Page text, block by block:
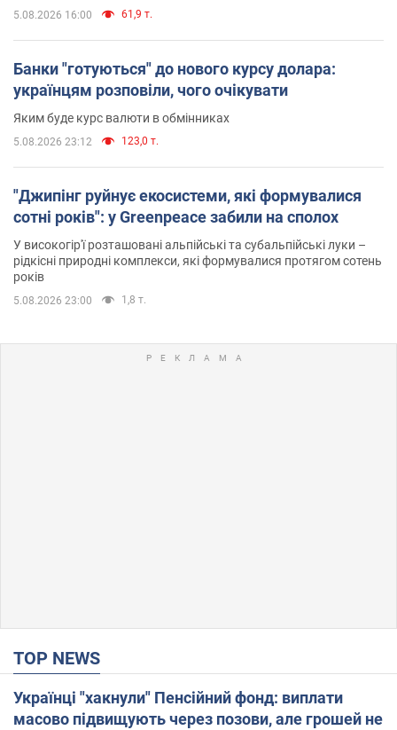
5.08.2026 16:00 61,9 т.
Банки "готуються" до нового курсу долара:
українцям розповіли, чого очікувати
Яким буде курс валюти в обмінниках
5.08.2026 23:12 123,0 т.
"Джипінг руйнує екосистеми, які формувалися
сотні років": у Greenpeace забили на сполох
У високогір'ї розташовані альпійські та субальпійські луки –
рідкісні природні комплекси, які формувалися протягом сотень
років
5.08.2026 23:00 1,8 т.
TOP NEWS
Українці "хакнули" Пенсійний фонд: виплати
масово підвищують через позови, але грошей не